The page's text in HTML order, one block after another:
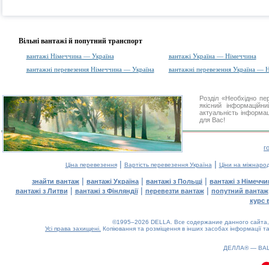
Вільні вантажі й попутний транспорт
вантажі Німеччина — Україна
вантажі Україна — Німеччина
вантажні перевезення Німеччина — Україна
вантажні перевезення Україна —
Розділ «Необхідно
якісний
актуальність
для Вас!
Ціна перевезення| Вартість перевезення Україна | Ціни на
знайти вантаж | вантажі Україна | вантажі з Польщі | вантажі з
вантажі з Литви | вантажі з Фінляндії| перевезти вантаж| попутний вантаж
курс
©1995–2026 DELLA. Все содержание данного
Усі права захищені. Копіювання та розміщення в інших засобах інформації
ДЕЛЛА® —